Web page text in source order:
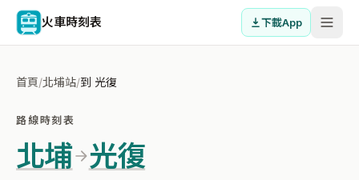
火車時刻表 下載App
首頁/北埔站/到 光復
路線時刻表
北埔 光復